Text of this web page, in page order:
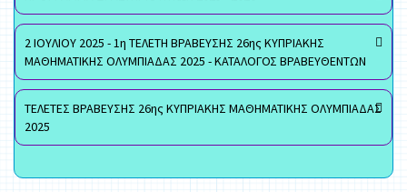
2 ΙΟΥΛΙΟΥ 2025 - 1η ΤΕΛΕΤΗ ΒΡΑΒΕΥΣΗΣ 26ης ΚΥΠΡΙΑΚΗΣ
ΜΑΘΗΜΑΤΙΚΗΣ ΟΛΥΜΠΙΑΔΑΣ 2025 - ΚΑΤΑΛΟΓΟΣ ΒΡΑΒΕΥΘΕΝΤΩΝ
ΤΕΛΕΤΕΣ ΒΡΑΒΕΥΣΗΣ 26ης ΚΥΠΡΙΑΚΗΣ ΜΑΘΗΜΑΤΙΚΗΣ ΟΛΥΜΠΙΑΔΑΣ
2025